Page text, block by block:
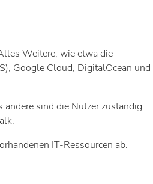
Weitere, wie etwa die
Google Cloud, DigitalOcean und
sind die Nutzer zuständig.
IT-Ressourcen ab.